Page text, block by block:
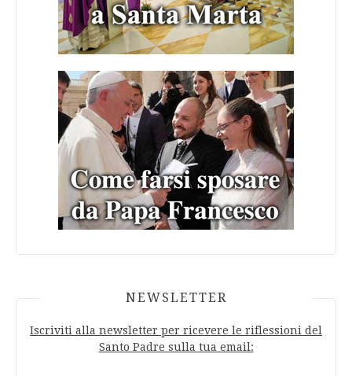
NEWSLETTER
Iscriviti alla newsletter per ricevere le riflessioni del
Santo Padre sulla tua email: